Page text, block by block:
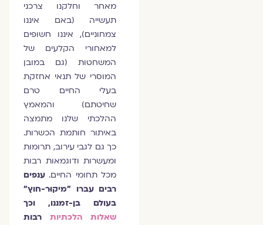
מאחר וחלקנו צרכני
תעשייה (באם איננו
צמחוניים), איננו חשופים
למאחורי הקלעים של
המשחטות (גם במובן
המוסרי של תנאי אחזקת
בעלי החיים טרם
שחיטתם) והמאמץ
ההלכתי שלנו מתמצה
באיתור חותמת הכשרות.
כך גם לגבי עירוב, תרומות
ומעשרות ודוגמאות רבות
מכל תחומי החיים.ענפים
רבים עברו "מיקוּר-חוץ"
בעולם בן-זמננו, וכך
שאלות הלכתיותרבות